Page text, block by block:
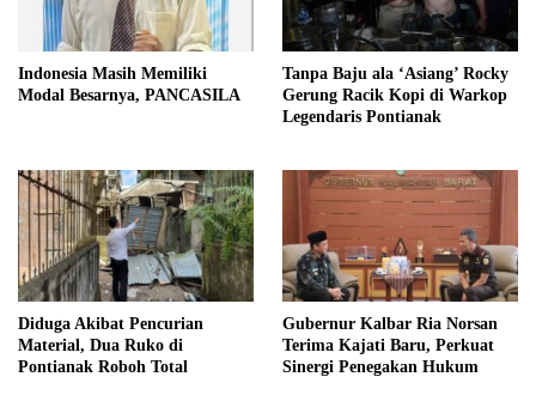
Indonesia Masih Memiliki
Modal Besarnya, PANCASILA
Tanpa Baju ala ‘Asiang’ Rocky
Gerung Racik Kopi di Warkop
Legendaris Pontianak
Diduga Akibat Pencurian
Material, Dua Ruko di
Pontianak Roboh Total
Gubernur Kalbar Ria Norsan
Terima Kajati Baru, Perkuat
Sinergi Penegakan Hukum